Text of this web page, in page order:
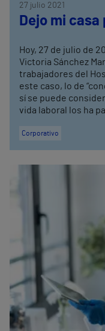
27 julio 2021
Dejo mi
Hoy, 27 de julio de
Victoria Sánchez
trabajadores del
este caso, lo de
sí se puede
vida laboral los ha
Corporativo